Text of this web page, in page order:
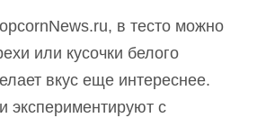
в тесто можно
или кусочки белого
вкус еще интереснее.
экспериментируют с